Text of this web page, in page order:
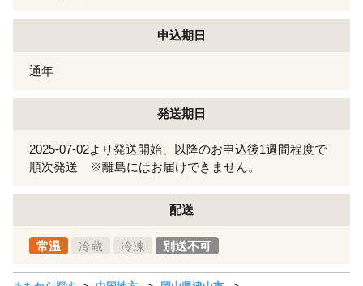
申込期日
通年
発送期日
2025-07-02より発送開始、以降のお申込後1週間程度で
順次発送 ※離島にはお届けできません。
配送
常温 冷蔵 冷凍 別送不可